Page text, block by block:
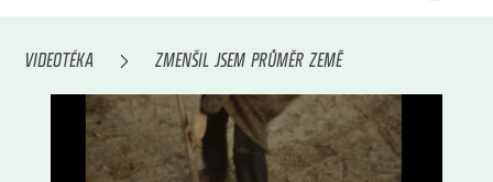
VIDEOTÉKA ZMENŠIL JSEM PRŮMĚR ZEMĚ